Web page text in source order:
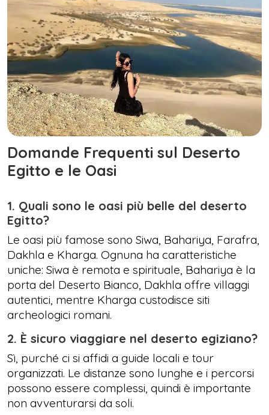
Domande Frequenti sul Deserto
Egitto e le Oasi
1. Quali sono le oasi più belle del deserto
Egitto?
Le oasi più famose sono Siwa, Bahariya, Farafra,
Dakhla e Kharga. Ognuna ha caratteristiche
uniche: Siwa è remota e spirituale, Bahariya è la
porta del Deserto Bianco, Dakhla offre villaggi
autentici, mentre Kharga custodisce siti
archeologici romani.
2. È sicuro viaggiare nel deserto egiziano?
Sì, purché ci si affidi a guide locali e tour
organizzati. Le distanze sono lunghe e i percorsi
possono essere complessi, quindi è importante
non avventurarsi da soli.